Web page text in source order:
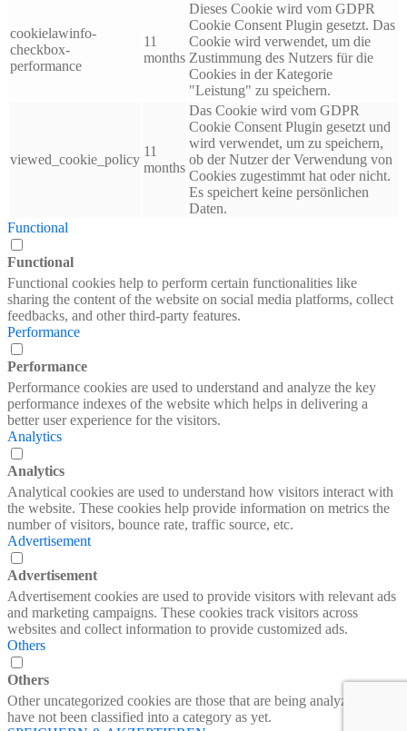
cookielawinfo-
checkbox-
performance
11
months
Dieses Cookie wird vom GDPR
Cookie Consent Plugin gesetzt. Das
Cookie wird verwendet, um die
Zustimmung des Nutzers für die
Cookies in der Kategorie
"Leistung" zu speichern.
viewed_cookie_policy
11
months
Das Cookie wird vom GDPR
Cookie Consent Plugin gesetzt und
wird verwendet, um zu speichern,
ob der Nutzer der Verwendung von
Cookies zugestimmt hat oder nicht.
Es speichert keine persönlichen
Daten.
Functional
Functional
Functional cookies help to perform certain functionalities like
sharing the content of the website on social media platforms, collect
feedbacks, and other third-party features.
Performance
Performance
Performance cookies are used to understand and analyze the key
performance indexes of the website which helps in delivering a
better user experience for the visitors.
Analytics
Analytics
Analytical cookies are used to understand how visitors interact with
the website. These cookies help provide information on metrics the
number of visitors, bounce rate, traffic source, etc.
Advertisement
Advertisement
Advertisement cookies are used to provide visitors with relevant ads
and marketing campaigns. These cookies track visitors across
websites and collect information to provide customized ads.
Others
Others
Other uncategorized cookies are those that are being analyzed and
have not been classified into a category as yet.